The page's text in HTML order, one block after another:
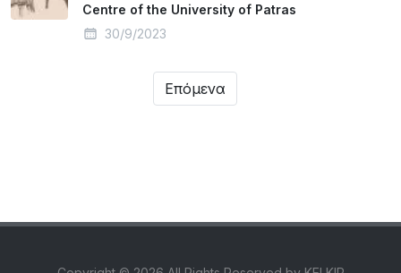
Centre of the University of Patras
30/9/2023
Επόμενα